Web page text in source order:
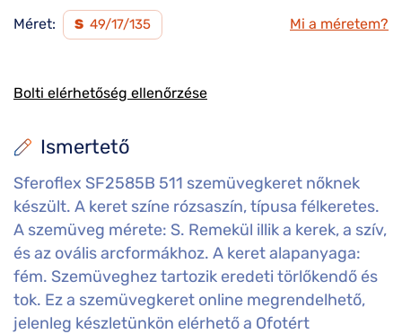
Ismertető
Sferoflex SF2585B 511 szemüvegkeret nőknek
készült. A keret színe rózsaszín, típusa félkeretes.
A szemüveg mérete: S. Remekül illik a kerek, a szív,
és az ovális arcformákhoz. A keret alapanyaga:
fém. Szemüveghez tartozik eredeti törlőkendő és
tok. Ez a szemüvegkeret online megrendelhető,
jelenleg készletünkön elérhető a Ofotért
Méret: S 49/17/135 Mi a méretem?
Bolti elérhetőség ellenőrzése